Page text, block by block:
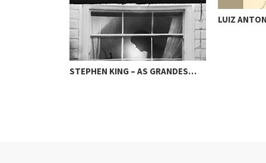
STEPHEN KING – AS GRANDES…
LUIZ